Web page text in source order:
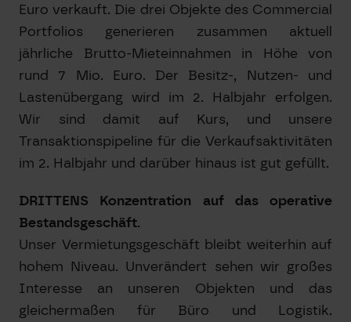
Euro verkauft. Die drei Objekte des Commercial
Portfolios generieren zusammen aktuell
jährliche Brutto-Mieteinnahmen in Höhe von
rund 7 Mio. Euro. Der Besitz-, Nutzen- und
Lastenübergang wird im 2. Halbjahr erfolgen.
Wir sind damit auf Kurs, und unsere
Transaktionspipeline für die Verkaufsaktivitäten
im 2. Halbjahr und darüber hinaus ist gut gefüllt.
DRITTENS Konzentration auf das operative
Bestandsgeschäft.
Unser Vermietungsgeschäft bleibt weiterhin auf
hohem Niveau. Unverändert sehen wir großes
Interesse an unseren Objekten und das
gleichermaßen für Büro und Logistik.